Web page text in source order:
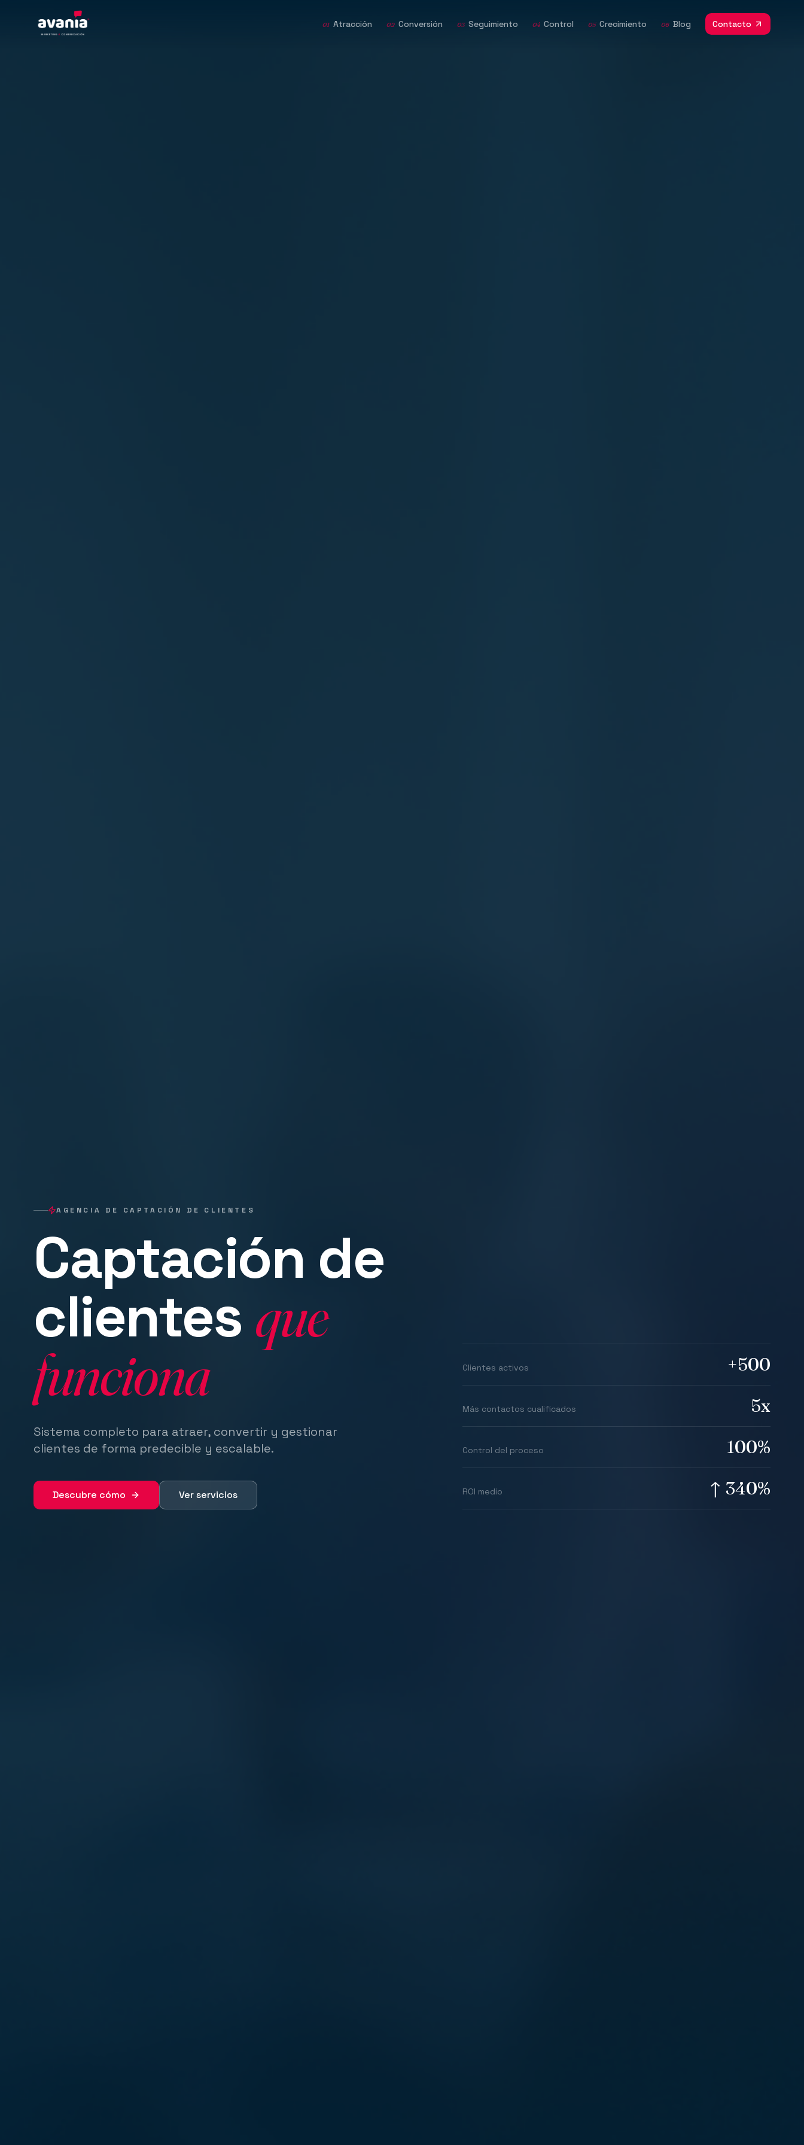
01 Atracción 02 Conversión 03 Seguimiento 04 Control 05 Crecimiento 06 Blog Contacto
AGENCIA DE CAPTACIÓN DE CLIENTES
Captación de
clientes que
funciona
Sistema completo para atraer, convertir y gestionar
clientes de forma predecible y escalable.
Descubre cómo Ver servicios
Clientes activos +500
Más contactos cualificados 5x
Control del proceso 100%
ROI medio ↑ 340%